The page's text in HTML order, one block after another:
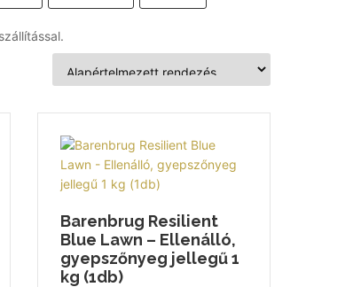
Barenbrug Resilient
Blue Lawn – Ellenálló,
gyepszőnyeg jellegű 1
kg (1db)